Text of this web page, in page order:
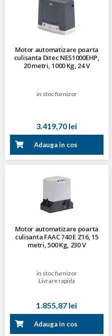
Motor automatizare poarta
culisanta Ditec NES1000EHP,
20 metri, 1000 Kg, 24 V
in stoc furnizor
3.419,70 lei
Adauga in cos
Motor automatizare poarta
culisanta FAAC 740 E Z16, 15
metri, 500 Kg, 230 V
in stoc furnizor
Livrare rapida
1.855,87 lei
Adauga in cos